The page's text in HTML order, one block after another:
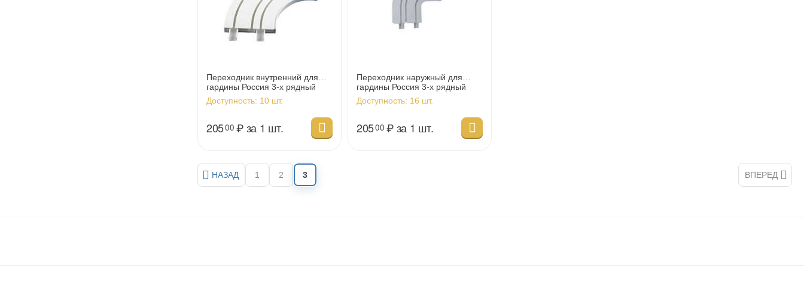
Переходник внутренний для
гардины Россия 3-х рядный
Доступность: 10 шт.
20500 ₽за 1 шт.
Переходник наружный для
гардины Россия 3-х рядный
Доступность: 16 шт.
20500 ₽за 1 шт.
НАЗАД 1 2 3 ВПЕРЕД